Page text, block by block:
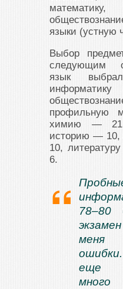
языки (устную
Выбор
следующим
язык
профильную
химию —
историю — 10,
10,
6.
78–80
меня
еще